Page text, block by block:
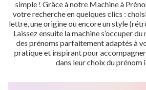
simple ! Grâce à notre Machine à
votre recherche en quelques clics :
lettre, une origine ou encore un style
Laissez ensuite la machine s’occuper
des prénoms parfaitement adaptés à
pratique et inspirant pour
dans leur choix du prénom